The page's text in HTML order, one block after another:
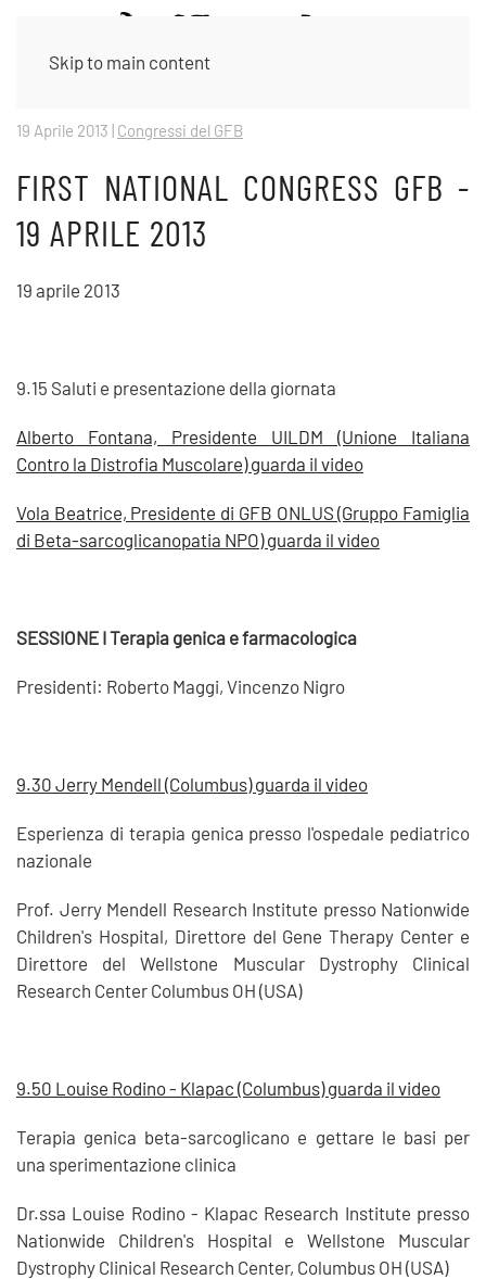
Skip to main content
19 Aprile 2013 | Congressi del GFB
FIRST NATIONAL CONGRESS GFB -
19 APRILE 2013
19 aprile 2013
9.15 Saluti e presentazione della giornata
Alberto Fontana, Presidente UILDM (Unione Italiana
Contro la Distrofia Muscolare) guarda il video
Vola Beatrice, Presidente di GFB ONLUS (Gruppo Famiglia
di Beta-sarcoglicanopatia NPO) guarda il video
SESSIONE I Terapia genica e farmacologica
Presidenti: Roberto Maggi, Vincenzo Nigro
9.30 Jerry Mendell (Columbus) guarda il video
Esperienza di terapia genica presso l'ospedale pediatrico
nazionale
Prof. Jerry Mendell Research Institute presso Nationwide
Children's Hospital, Direttore del Gene Therapy Center e
Direttore del Wellstone Muscular Dystrophy Clinical
Research Center Columbus OH (USA)
9.50 Louise Rodino - Klapac (Columbus) guarda il video
Terapia genica beta-sarcoglicano e gettare le basi per
una sperimentazione clinica
Dr.ssa Louise Rodino - Klapac Research Institute presso
Nationwide Children's Hospital e Wellstone Muscular
Dystrophy Clinical Research Center, Columbus OH (USA)